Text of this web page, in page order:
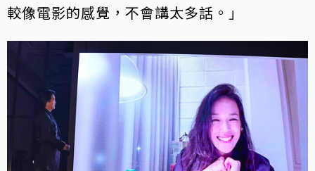
較像電影的感覺，不會講太多話。」